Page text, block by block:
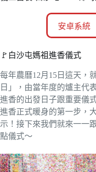
安卓系統
🚩白沙屯媽祖進香儀式
每年農曆12月15日這天，
日」，由當年度的爐主代
進香的出發日子跟重要儀
進香正式暖身的第一步，
示！接下來我們就來一一
點儀式～